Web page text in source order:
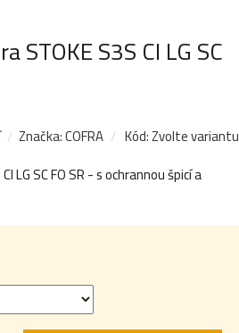
STOKE S3S CI LG SC
Značka:COFRA Kód:Zvolte variantu
LG SC FO SR - s ochrannou špicí a